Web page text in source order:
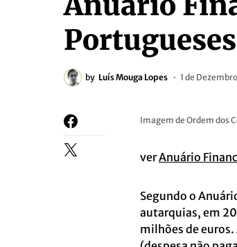
by Luís Mouga Lopes 1 de
Imagem de Ordem dos
verAnuário
Segundo o
autarquias, em
milhões de